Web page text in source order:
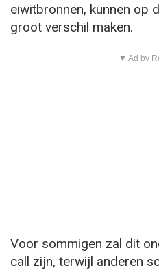
eiwitbronnen, kunnen op
groot verschil maken.
▼ Ad by
Voor sommigen zal dit
call zijn, terwijl anderen